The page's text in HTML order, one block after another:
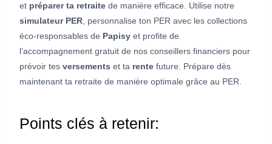
et préparer ta retraite de manière efficace. Utilise notre
simulateur PER , personnalise ton PER avec les collections
éco-responsables de Papisy et profite de
l’accompagnement gratuit de nos conseillers financiers pour
prévoir tes versements et ta rente future. Prépare dès
maintenant ta retraite de manière optimale grâce au PER.
Points clés à retenir: